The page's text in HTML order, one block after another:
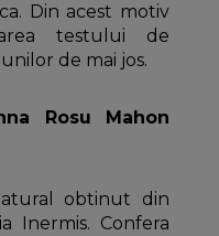
Din acest motiv
testului de
de mai jos.
Rosu Mahon
obtinut din
Inermis. Confera